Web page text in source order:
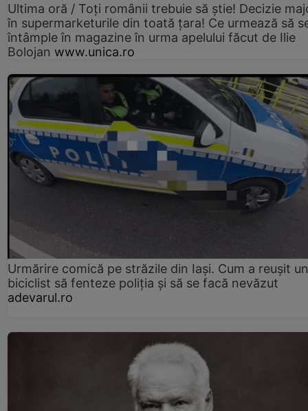
Ultima oră / Toți românii trebuie să știe! Decizie
în supermarketurile din toată țara! Ce urmează să
întâmple în magazine în urma apelului făcut de Ilie
Bolojan www.unica.ro
Urmărire comică pe străzile din Iași. Cum a reușit un
biciclist să fenteze poliția și să se facă nevăzut
adevarul.ro